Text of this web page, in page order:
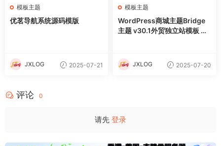
模板主题
优茗导航系统源码模版
JXLOG 2025-07-21
模板主题
WordPress商城主题Bridge
主题 v30.1外贸独立站模板 含
JXLOG 2025-07-20
评论 0
请先 登录